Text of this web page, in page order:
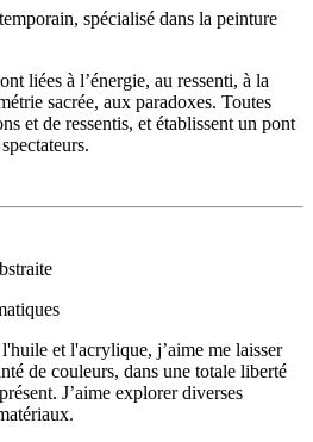
spécialisé dans la peinture
liées à l’énergie, au ressenti, à la
sacrée, aux paradoxes. Toutes
et de ressentis, et établissent un pont
et l'acrylique, j’aime me laisser
de couleurs, dans une totale liberté
J’aime explorer diverses